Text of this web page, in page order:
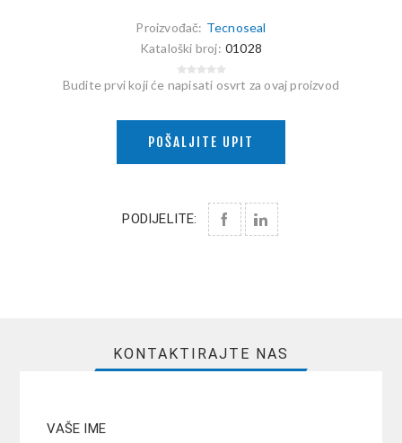
Proizvođač: Tecnoseal
Kataloški broj: 01028
Budite prvi koji će napisati osvrt za ovaj proizvod
POŠALJITE UPIT
PODIJELITE:
KONTAKTIRAJTE NAS
VAŠE IME